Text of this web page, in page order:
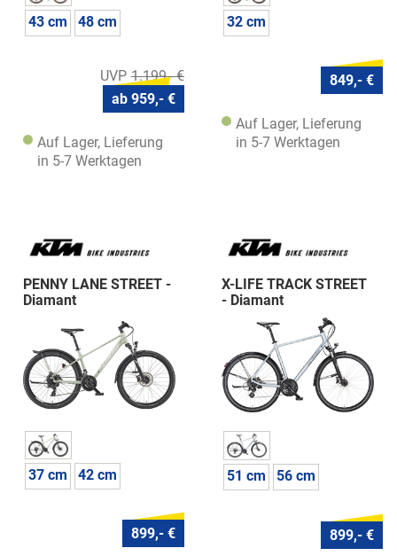
43 cm 48 cm
1.199,- €
ab 959,- €
Auf Lager, Lieferung
in 5-7 Werktagen
32 cm
849,- €
Auf Lager, Lieferung
in 5-7 Werktagen
PENNY LANE STREET -
Diamant
37 cm 42 cm
899,- €
X-LIFE TRACK STREET
- Diamant
51 cm 56 cm
899,- €